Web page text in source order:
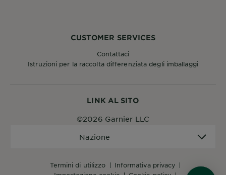
LINK AL SITO
termini di utilizzo
informativa privacy
Nazione
©2026 Garnier LLC
CUSTOMER SERVICES
Contattaci
Istruzioni per la raccolta differenziata degli imballaggi